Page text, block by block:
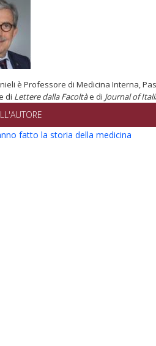
è Professore di Medicina Interna,
di Lettere dalla Facoltàe di Journal of
fatto la storia della medicina